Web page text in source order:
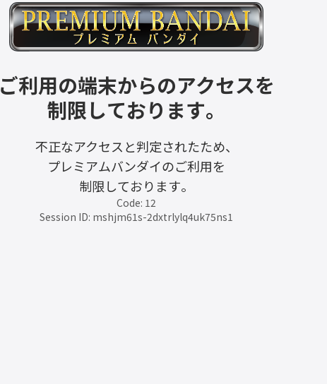
ご利用の端末からのアクセスを
制限しております。
不正なアクセスと判定されたため、
プレミアムバンダイのご利用を
制限しております。
Code: 12
Session ID: mshjm61s-2dxtrlylq4uk75ns1